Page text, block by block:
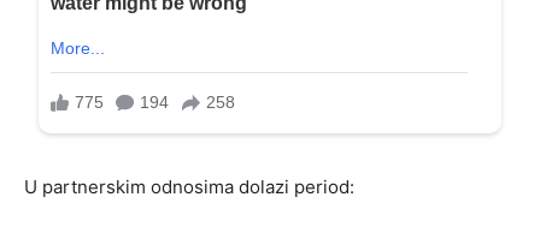
U partnerskim odnosima dolazi period: